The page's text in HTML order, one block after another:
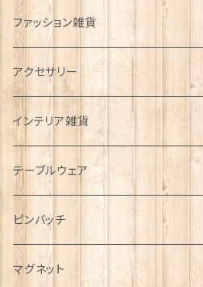
ファッション雑貨
タータンネクタイ
帽子
キャップ
ハンチング帽
キャスケット
Tシャツ
マフラー
タータン【Bronte by Moon】
サッシュ
アクセサリー
ORTAK
ブローチ
ペンダント
チャーム
インテリア雑貨
インテリア置物
ラブスプーン
ラブスプーン【SION LLEWELLYN】
ファブリック
テーブルウェア
ティータオル
ペーパーナプキン
ピンバッチ
ジェネラルデザイン
マグネット